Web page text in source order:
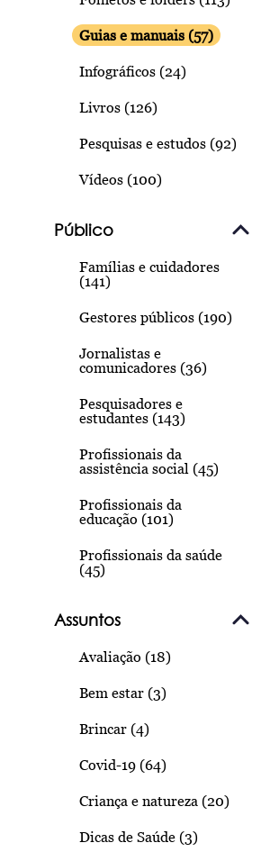
Guias e manuais (57)
Infográficos (24)
Livros (126)
Pesquisas e estudos (92)
Vídeos (100)
Público
Famílias e cuidadores
(141)
Gestores públicos (190)
Jornalistas e
comunicadores (36)
Pesquisadores e
estudantes (143)
Profissionais da
assistência social (45)
Profissionais da
educação (101)
Profissionais da saúde
(45)
Assuntos
Avaliação (18)
Bem estar (3)
Brincar (4)
Covid-19 (64)
Criança e natureza (20)
Dicas de Saúde (3)